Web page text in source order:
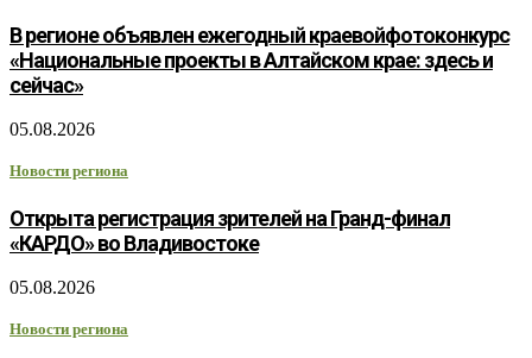
В регионе объявлен ежегодный краевойфотоконкурс
«Национальные проекты в Алтайском крае: здесь и
сейчас»
05.08.2026
Новости региона
Открыта регистрация зрителей на Гранд-финал
«КАРДО» во Владивостоке
05.08.2026
Новости региона